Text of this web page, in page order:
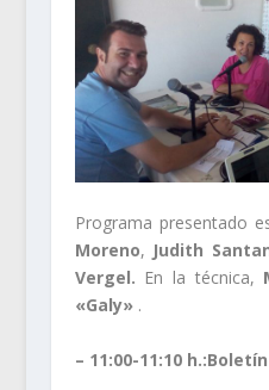
Programa presentado
Moreno, Judith
Vergel. En la técnica,
«Galy».
– 11:00-11:10 h.: